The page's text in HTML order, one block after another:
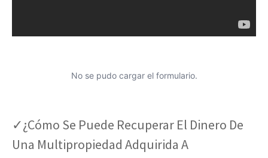
No se pudo cargar el formulario.
✓¿Cómo Se Puede Recuperar El Dinero De
Una Multipropiedad Adquirida A